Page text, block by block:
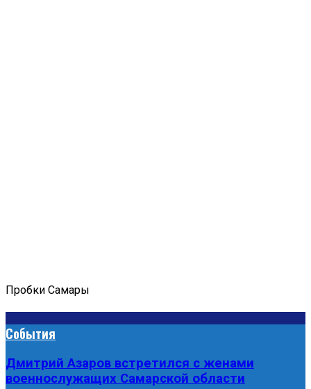
Пробки Самары
События
Дмитрий Азаров встретился с женами
военнослужащих Самарской области